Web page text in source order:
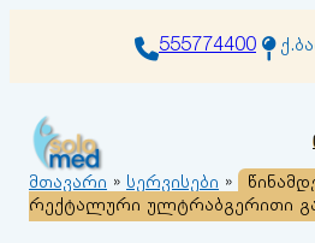
555774400
მთავარი » სერვისები »
რექტალური ულტრაბგერითი